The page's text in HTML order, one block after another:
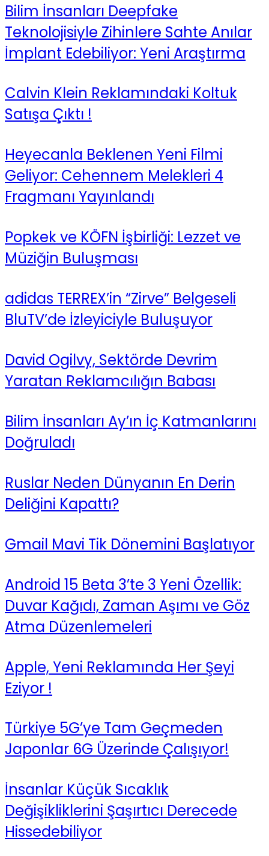
Bilim İnsanları Deepfake
Teknolojisiyle Zihinlere Sahte Anılar
İmplant Edebiliyor: Yeni Araştırma
Calvin Klein Reklamındaki Koltuk
Satışa Çıktı !
Heyecanla Beklenen Yeni Filmi
Geliyor: Cehennem Melekleri 4
Fragmanı Yayınlandı
Popkek ve KÖFN İşbirliği: Lezzet ve
Müziğin Buluşması
adidas TERREX’in “Zirve” Belgeseli
BluTV’de İzleyiciyle Buluşuyor
David Ogilvy, Sektörde Devrim
Yaratan Reklamcılığın Babası
Bilim İnsanları Ay’ın İç Katmanlarını
Doğruladı
Ruslar Neden Dünyanın En Derin
Deliğini Kapattı?
Gmail Mavi Tik Dönemini Başlatıyor
Android 15 Beta 3’te 3 Yeni Özellik:
Duvar Kağıdı, Zaman Aşımı ve Göz
Atma Düzenlemeleri
Apple, Yeni Reklamında Her Şeyi
Eziyor !
Türkiye 5G’ye Tam Geçmeden
Japonlar 6G Üzerinde Çalışıyor!
İnsanlar Küçük Sıcaklık
Değişikliklerini Şaşırtıcı Derecede
Hissedebiliyor